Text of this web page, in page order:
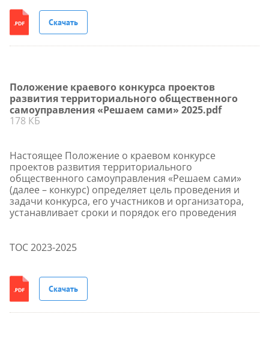
Скачать
Положение краевого конкурса проектов
развития территориального общественного
самоуправления «Решаем сами» 2025.pdf
178 КБ
Настоящее Положение о краевом конкурсе
проектов развития территориального
общественного самоуправления «Решаем сами»
(далее – конкурс) определяет цель проведения и
задачи конкурса, его участников и организатора,
устанавливает сроки и порядок его проведения
ТОС 2023-2025
Скачать